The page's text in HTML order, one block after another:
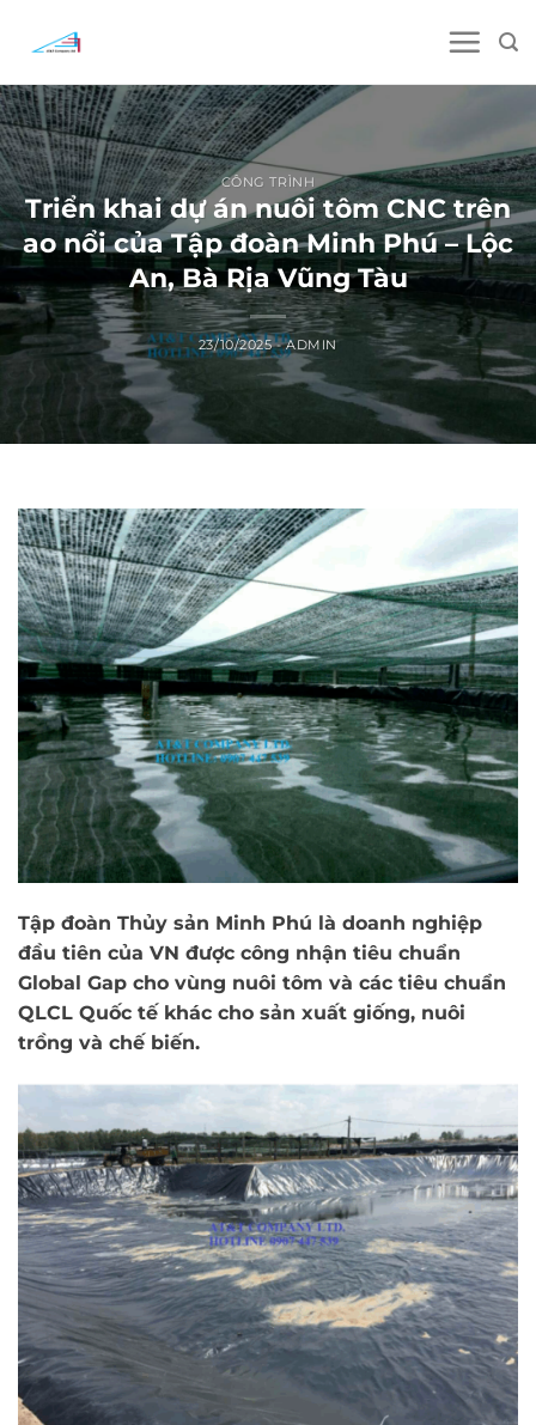
CÔNG TRÌNH
Triển khai dự án nuôi tôm CNC trên
ao nổi của Tập đoàn Minh Phú – Lộc
An, Bà Rịa Vũng Tàu
23/10/2025-ADMIN
Tập đoàn Thủy sản Minh Phú là doanh nghiệp
đầu tiên của VN được công nhận tiêu chuẩn
Global Gap cho vùng nuôi tôm và các tiêu chuẩn
QLCL Quốc tế khác cho sản xuất giống, nuôi
trồng và chế biến.